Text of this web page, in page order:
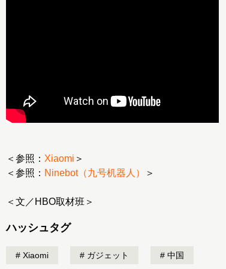
＜参照： Xiaomi ＞
＜参照： Ninebot（九号机器人） ＞
＜文／HBO取材班＞
ハッシュタグ
Xiaomi ガジェット 中国